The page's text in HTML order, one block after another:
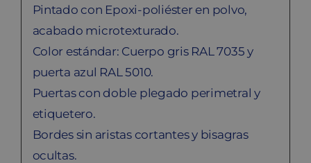
Pintado con Epoxi-poliéster en polvo,
acabado microtexturado.
Color estándar: Cuerpo gris RAL 7035 y
puerta azul RAL 5010.
Puertas con doble plegado perimetral y
etiquetero.
Bordes sin aristas cortantes y bisagras
ocultas.